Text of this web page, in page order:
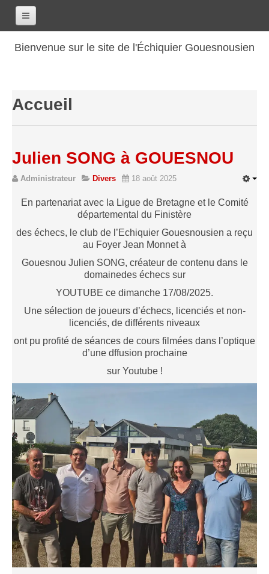
Bienvenue sur le site de l'Échiquier Gouesnousien
Les renseignements
Les coordonnées
Les tarifs
Les licenciés
Les bilans sportifs
Saison 2016-2017
Saison 2013-2014
Saison 2012-2013
Saison 2009-2010
Saison 2008-2009
Les organisations
Les palmarès
L'Open de Noël
Les Rapides
Les tournois de saison
Le Challenge Blitz
Le Challenge 2014-2015
Le Challenge 2013-2014
Accueil
Julien SONG à GOUESNOU
Administrateur Divers 18 août 2025
En partenariat avec la Ligue de Bretagne et le Comité
départemental du Finistère
des échecs, le club de l’Echiquier Gouesnousien a reçu
au Foyer Jean Monnet à
Gouesnou Julien SONG, créateur de contenu dans le
domainedes échecs sur
YOUTUBE ce dimanche 17/08/2025.
Une sélection de joueurs d’échecs, licenciés et non-
licenciés, de différents niveaux
ont pu profité de séances de cours filmées dans l’optique
d’une dffusion prochaine
sur Youtube !